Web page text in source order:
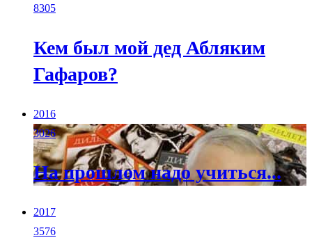
8305
Кем был мой дед Абляким
Гафаров?
2016
3026
На прошлом надо учиться...
2017
3576